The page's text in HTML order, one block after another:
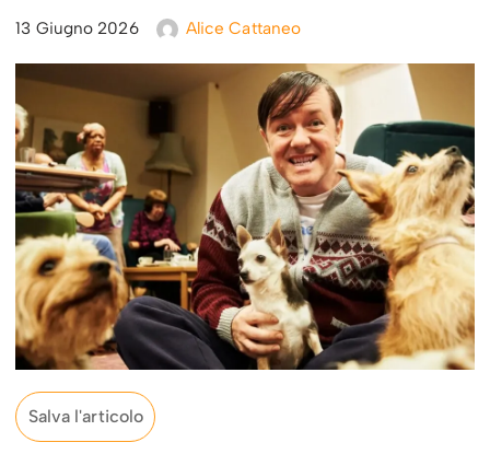
13 Giugno 2026 Alice Cattaneo
Salva l'articolo